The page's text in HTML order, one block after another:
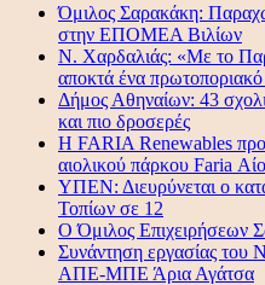
Όμιλος Σαρακάκη:
στην ΕΠΟΜΕΑ Βιλίων
Ν. Χαρδαλιάς: «Με το
αποκτά ένα
Δήμος Αθηναίων: 43
και πιο δροσερές
Η FARIA Renewables
αιολικού πάρκου Faria
ΥΠΕΝ: Διευρύνεται ο
Τοπίων σε 12
O Όμιλος Επιχειρήσεων
Συνάντηση εργασίας του
ΑΠΕ-ΜΠΕ Άρια Αγάτσα